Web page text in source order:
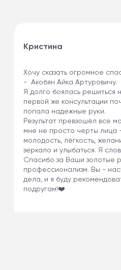
Кристина
Хочу сказать огромное
- Акобян Айка
Я долго боялась решиться
первой же консультации
попала надежные руки.
Результат превзошёл все
мне не просто черты лица
молодость, лёгкость,
зеркало и улыбаться. Я
Спасибо за Ваши золотые
профессионализм. Вы -
дела, и я буду
подругам!❤️